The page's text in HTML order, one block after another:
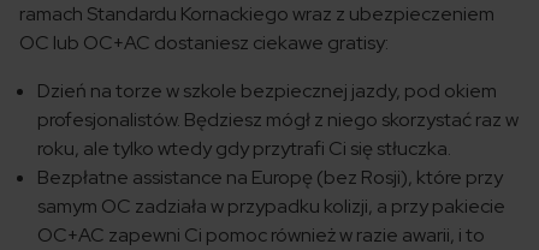
ramach Standardu Kornackiego wraz z ubezpieczeniem
OC lub OC+AC dostaniesz ciekawe gratisy:
Dzień na torze w szkole bezpiecznej jazdy, pod okiem
profesjonalistów. Będziesz mógł z niego skorzystać raz w
roku, ale tylko wtedy gdy przytrafi Ci się stłuczka.
Bezpłatne assistance na Europę (bez Rosji), które przy
samym OC zadziała w przypadku kolizji, a przy pakiecie
OC+AC zapewni Ci pomoc również w razie awarii, i to